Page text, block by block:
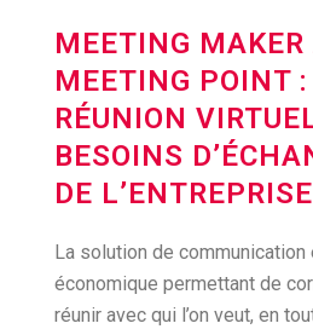
MEETING
MEETING POINT
RÉUNION
BESOINS
DE L’ENTREPRISE
La solution de communication
économique permettant de
réunir avec qui l’on veut, en